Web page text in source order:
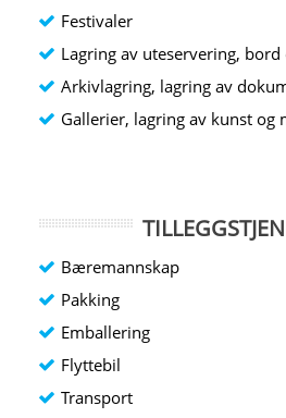
Festivaler
Lagring av uteservering, bord
Arkivlagring, lagring av
Gallerier, lagring av kunst og
Bæremannskap
Pakking
Emballering
Flyttebil
Transport